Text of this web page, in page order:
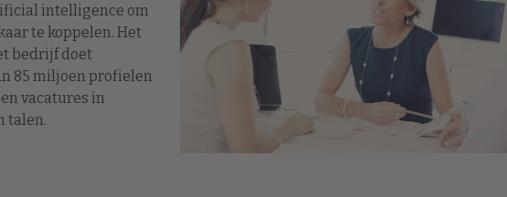
intelligence om
te koppelen. Het
bedrijf doet
85 miljoen profielen
vacatures in
talen.